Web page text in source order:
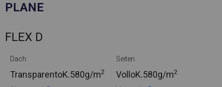
PLANE
FLEX D
Dach
TransparentoK.580g/m2
Seiten
VolloK.580g/m2